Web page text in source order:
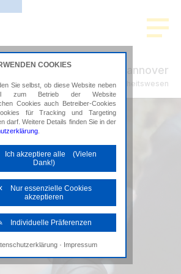
ADVISION Hannover
Steuerberatung im Gesundheitswesen
COOKIES
Sie selbst, ob diese Website neben
zum Betrieb der Website
Cookies auch Betreiber-Cookies
für Tracking und Targeting
darf. Weitere Details finden Sie in der
akzeptiere alle (Vielen
Dank!)
Nur essenzielle Cookies
akzeptieren
Individuelle Präferenzen
Cookies
Cookies sind erforderlich, um die
· Impressum